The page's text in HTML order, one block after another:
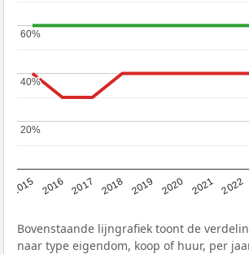
2015 2016 2017 2018 2019 2020 2021 2022
20%
20%
40%
40%
60%
60%
Bovenstaande lijngrafiek toont de
naar type eigendom, koop of huur, per